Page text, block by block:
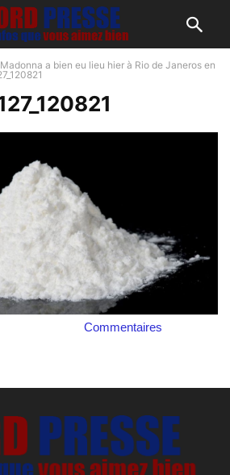
a bien eu lieu hier à Rio de Janeros en
Commentaires